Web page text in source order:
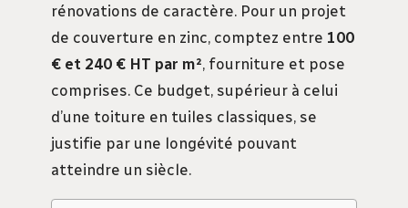
rénovations de caractère. Pour un projet
de couverture en zinc, comptez entre 100
€ et 240 € HT par m², fourniture et pose
comprises. Ce budget, supérieur à celui
d’une toiture en tuiles classiques, se
justifie par une longévité pouvant
atteindre un siècle.